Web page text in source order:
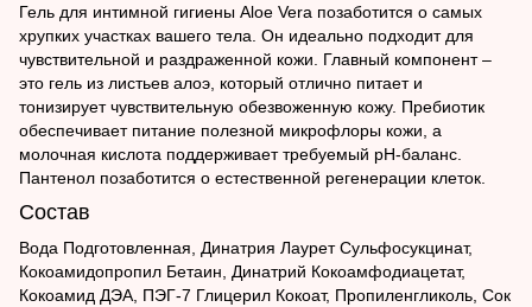
Гель для интимной гигиены Aloe Vera позаботится о самых
хрупких участках вашего тела. Он идеально подходит для
чувствительной и раздраженной кожи. Главный компонент –
это гель из листьев алоэ, который отлично питает и
тонизирует чувствительную обезвоженную кожу. Пребиотик
обеспечивает питание полезной микрофлоры кожи, а
молочная кислота поддерживает требуемый рН-баланс.
Пантенол позаботится о естественной регенерации клеток.
Состав
Вода Подготовленная, Динатрия Лаурет Сульфосукцинат,
Кокоамидопропил Бетаин, Динатрий Кокоамфодиацетат,
Кокоамид ДЭА, ПЭГ-7 Глицерил Кокоат, Пропиленгликоль, Сок